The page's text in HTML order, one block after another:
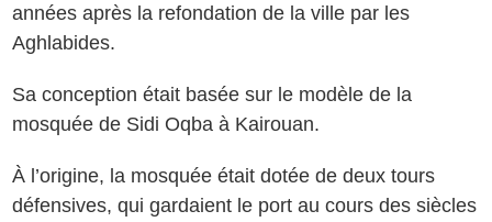
années après la refondation de la ville par les
Aghlabides.
Sa conception était basée sur le modèle de la
mosquée de Sidi Oqba à Kairouan.
À l’origine, la mosquée était dotée de deux tours
défensives, qui gardaient le port au cours des siècles